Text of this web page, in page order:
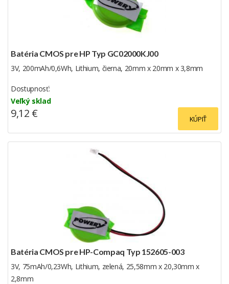
Batéria CMOS pre HP Typ GC02000KJ00
3V, 200mAh/0,6Wh, Lithium, čierna, 20mm x 20mm x 3,8mm
Dostupnosť:
Veľký sklad
KÚPIŤ
9,12 €
Batéria CMOS pre HP-Compaq Typ 152605-003
3V, 75mAh/0,23Wh, Lithium, zelená, 25,58mm x 20,30mm x
2,8mm